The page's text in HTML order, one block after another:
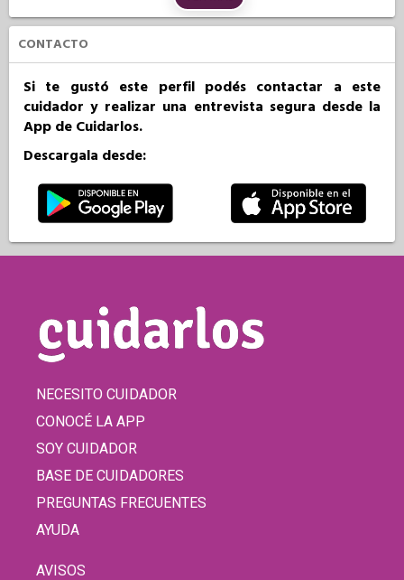
CONTACTO
Si te gustó este perfil podés contactar a este
cuidador y realizar una entrevista segura desde la
App de Cuidarlos.
Descargala desde:
NECESITO CUIDADOR
CONOCÉ LA APP
SOY CUIDADOR
BASE DE CUIDADORES
PREGUNTAS FRECUENTES
AYUDA
AVISOS